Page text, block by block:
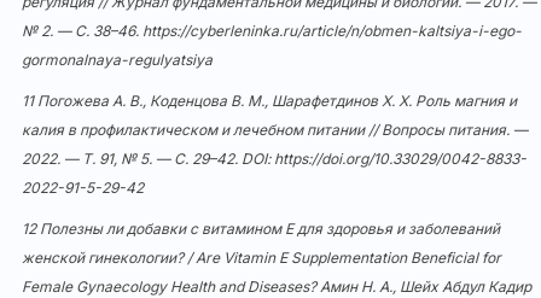
№ 2. — С. 38–46. https://cyberleninka.ru/article/n/obmen-kaltsiya-i-ego-
gormonalnaya-regulyatsiya
11 Погожева А. В., Коденцова В. М., Шарафетдинов Х. Х. Роль магния и
калия в профилактическом и лечебном питании // Вопросы питания. —
2022. — Т. 91, № 5. — С. 29–42. DOI: https://doi.org/10.33029/0042-8833-
2022-91-5-29-42
12 Полезны ли добавки с витамином Е для здоровья и заболеваний
женской гинекологии? / Are Vitamin E Supplementation Beneficial for
Female Gynaecology Health and Diseases? Амин Н. А., Шейх Абдул Кадир